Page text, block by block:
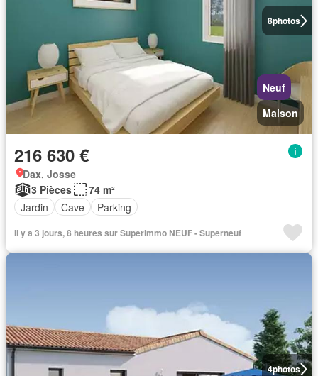
8photos
Neuf
Maison
216 630 €
Dax, Josse
3 Pièces
74 m²
Jardin
Cave Parking
Il y a 3 jours, 8 heures sur Superimmo NEUF - Superneuf
4photos